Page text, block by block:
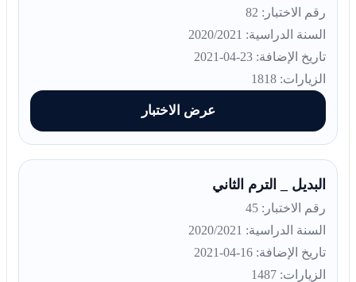
رقم الاختبار: 82
السنة الدراسية: 2020/2021
تاريخ الإضافة: 23-04-2021
الزيارات: 1818
عرض الاختبار
البديل _ الترم الثاني
رقم الاختبار: 45
السنة الدراسية: 2020/2021
تاريخ الإضافة: 16-04-2021
الزيارات: 1487